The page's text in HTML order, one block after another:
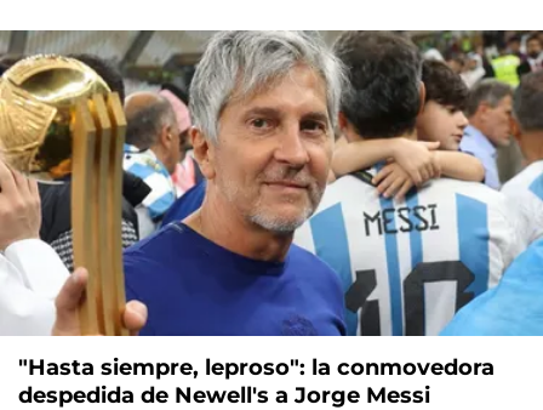
"Hasta siempre, leproso": la conmovedora
despedida de Newell's a Jorge Messi